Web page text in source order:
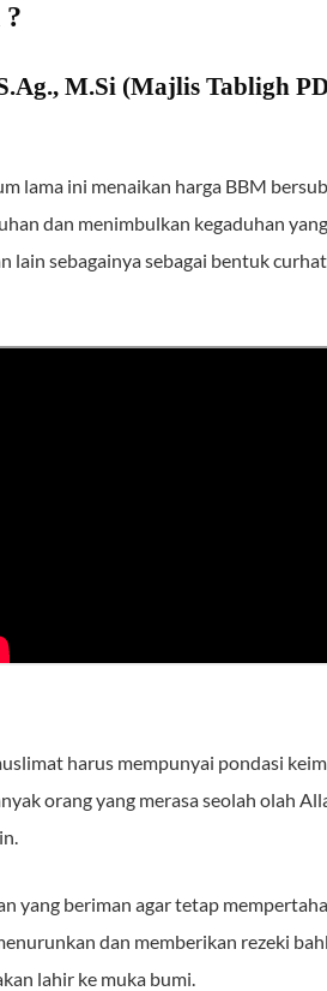
M.Si (Majlis Tabligh
lama ini menaikan harga BBM
dan menimbulkan kegaduhan
lain sebagainya sebagai bentuk
harus mempunyai pondasi
orang yang merasa seolah olah
yang beriman agar tetap
dan memberikan rezeki
lahir ke muka bumi.